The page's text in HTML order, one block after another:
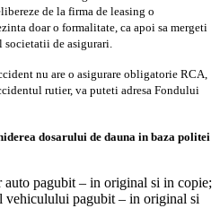
de la firma de leasing o
doar o formalitate, ca apoi sa mergeti
societatii de asigurari.
nu are o asigurare obligatorie RCA,
rutier, va puteti adresa Fondului
dosarului de dauna in baza politei
pagubit – in original si in copie;
vehiculului pagubit – in original si